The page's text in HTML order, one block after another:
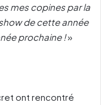
mes copines par la
de cette année
prochaine !»
ont rencontré